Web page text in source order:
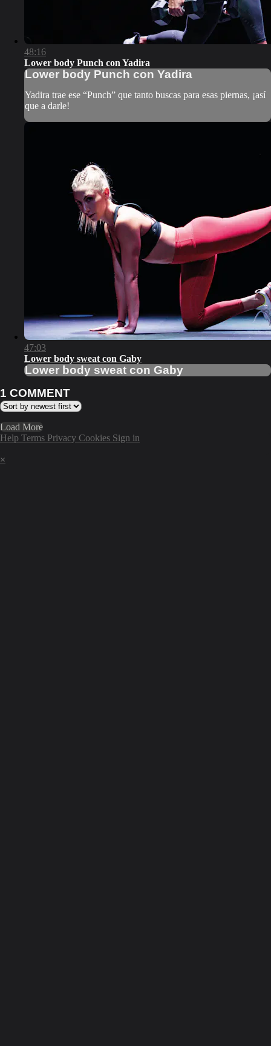
48:16
Lower body Punch con Yadira
Lower body Punch con Yadira
Yadira trae ese “Punch” que tanto buscas para esas piernas, ¡así
que a darle!
47:03
Lower body sweat con Gaby
Lower body sweat con Gaby
1 COMMENT
Load More
Help Terms Privacy Cookies Sign in
×